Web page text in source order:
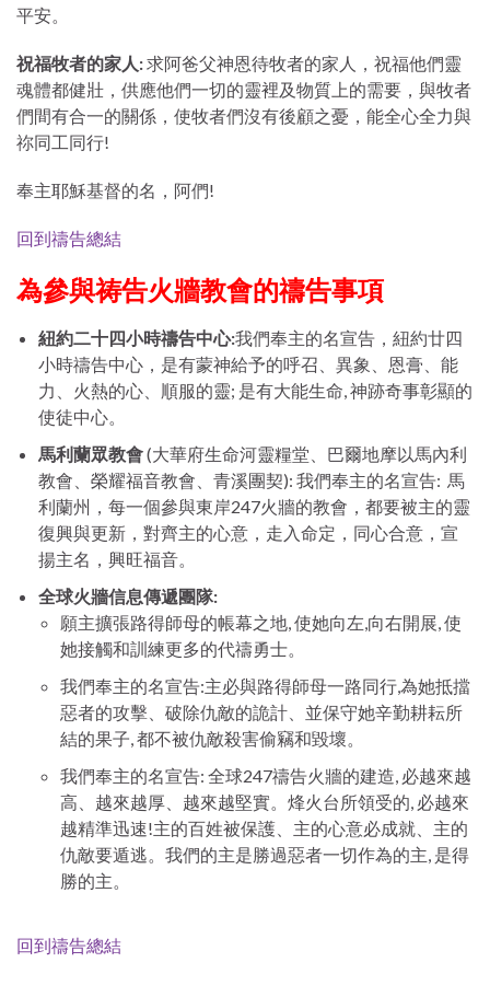
平安。
祝福牧者的家人 :求阿爸父神恩待牧者的家人，祝福他們靈
魂體都健壯，供應他們一切的靈裡及物質上的需要，與牧者
們間有合一的關係，使牧者們沒有後顧之憂，能全心全力與
祢同工同行!
奉主耶穌基督的名，阿們!
回到禱告總結
為參與祷告火牆教會的禱告事項
紐約二十四小時禱告中心:我們奉主的名宣告，紐約廿四
小時禱告中心，是有蒙神給予的呼召、異象、恩膏、能
力、火熱的心、順服的靈; 是有大能生命, 神跡奇事彰顯的
使徒中心。
馬利蘭眾教會(大華府生命河靈糧堂、巴爾地摩以馬內利
教會、榮耀福音教會、青溪團契): 我們奉主的名宣告: 馬
利蘭州，每一個參與東岸247火牆的教會，都要被主的靈
復興與更新，對齊主的心意，走入命定，同心合意，宣
揚主名，興旺福音。
全球火牆信息傳遞團隊:
願主擴張路得師母的帳幕之地, 使她向左,向右開展, 使
她接觸和訓練更多的代禱勇士。
我們奉主的名宣告:主必與路得師母一路同行,為她抵擋
惡者的攻擊、破除仇敵的詭計、並保守她辛勤耕耘所
結的果子, 都不被仇敵殺害偷竊和毀壞。
我們奉主的名宣告: 全球247禱告火牆的建造, 必越來越
高、越來越厚、越來越堅實。烽火台所領受的, 必越來
越精準迅速!主的百姓被保護、主的心意必成就、主的
仇敵要遁逃。我們的主是勝過惡者一切作為的主, 是得
勝的主。
回到禱告總結